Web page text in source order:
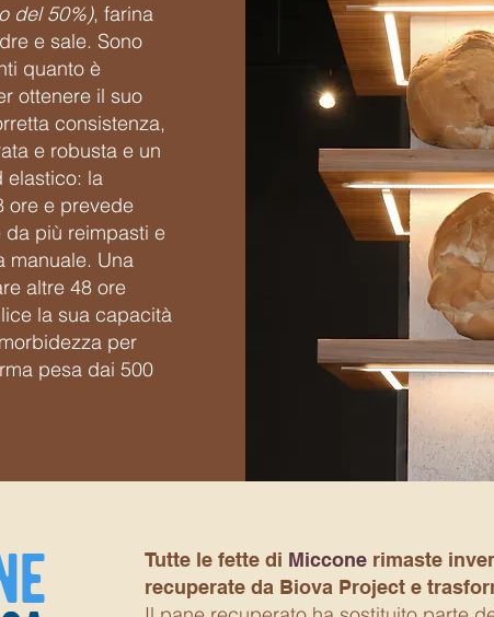
del 50%), farina
e sale. Sono
quanto è
ottenere il suo
consistenza,
e robusta e un
elastico: la
ore e prevede
da più reimpasti e
manuale. Una
altre 48 ore
la sua capacità
per
pesa dai 500
Tutte le fette di Miccone rimaste
recuperate da Biova Project e